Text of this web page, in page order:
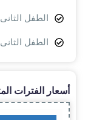
الطفل الثانى : تحت 6
الطفل الثانى : من 6 الى 12 سنة
أسعار الفترات